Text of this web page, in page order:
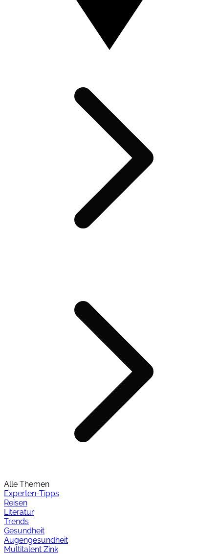
Alle Themen
Experten-Tipps
Reisen
Literatur
Trends
Gesundheit
Augengesundheit
Multitalent Zink